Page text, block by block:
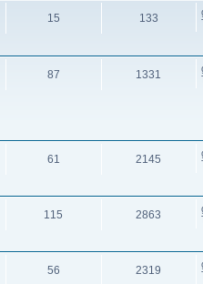
15 133
87 1331
61 2145
115 2863
56 2319